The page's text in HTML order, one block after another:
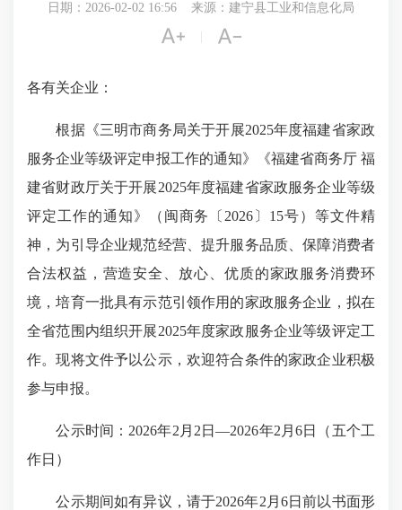
日期：2026-02-02 16:56 来源：建宁县工业和信息化局
 
各有关企业：
根据《三明市商务局关于开展2025年度福建省家政
服务企业等级评定申报工作的通知》《福建省商务厅 福
建省财政厅关于开展2025年度福建省家政服务企业等级
评定工作的通知》（闽商务〔2026〕15号）等文件精
神，为引导企业规范经营、提升服务品质、保障消费者
合法权益，营造安全、放心、优质的家政服务消费环
境，培育一批具有示范引领作用的家政服务企业，拟在
全省范围内组织开展2025年度家政服务企业等级评定工
作。现将文件予以公示，欢迎符合条件的家政企业积极
参与申报。
公示时间：2026年2月2日—2026年2月6日（五个工
作日）
公示期间如有异议，请于2026年2月6日前以书面形